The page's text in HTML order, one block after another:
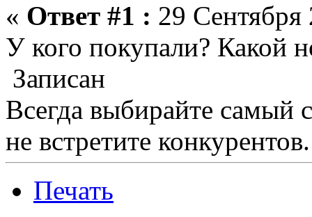
« Ответ #1 : 29
У кого покупали? Какой
Записан
Всегда выбирайте
не встретите конкурентов.
Печать